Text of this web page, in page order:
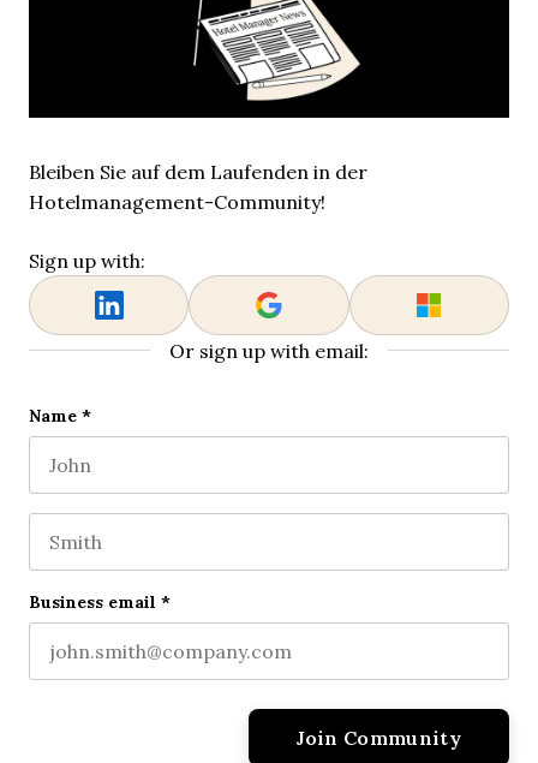
Bleiben Sie auf dem Laufenden in der
Hotelmanagement-Community!
Sign up with:
Or sign up with email:
Phone
This field is for validation purposes and should be
Name*
Business email *